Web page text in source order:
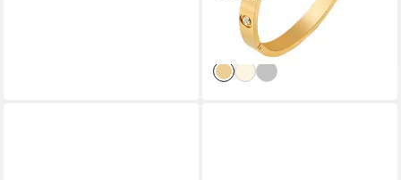
49,00 € 99,00 €
-51%
lieferbar - in 2-3 Werktagen bei dir